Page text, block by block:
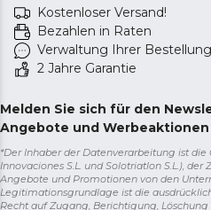
Kostenloser Versand!
Bezahlen in Raten
Verwaltung Ihrer
2 Jahre Garantie
Melden Sie sich für den
Angebote und
*Der Inhaber der Datenverarbeitung ist die
Innovaciones S.L. und Solotriatlon S.L.),
Angebote und Promotionen von den
Legitimationsgrundlage ist die
Recht auf Zugang, Berichtigung,